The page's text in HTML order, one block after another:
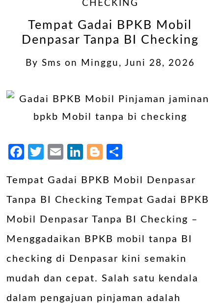
CHECKING
Tempat Gadai BPKB Mobil
Denpasar Tanpa BI Checking
By Sms on Minggu, Juni 28, 2026
Facebook
Twitter
EmailLinkedIn
Blogger
Tempat Gadai BPKB Mobil Denpasar
Tanpa BI Checking Tempat Gadai BPKB
Mobil Denpasar Tanpa BI Checking –
Menggadaikan BPKB mobil tanpa BI
checking di Denpasar kini semakin
mudah dan cepat. Salah satu kendala
dalam pengajuan pinjaman adalah